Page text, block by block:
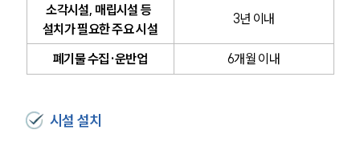
소각시설, 매립시설 등
설치가 필요한 주요 시설
3년 이내
폐기물 수집·운반업 6개월 이내
시설 설치